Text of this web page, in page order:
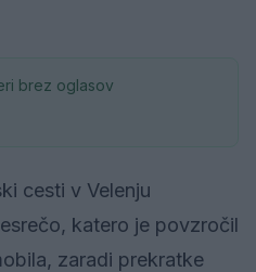
brez oglasov
cesti v Velenju
katero je povzročil
zaradi prekratke